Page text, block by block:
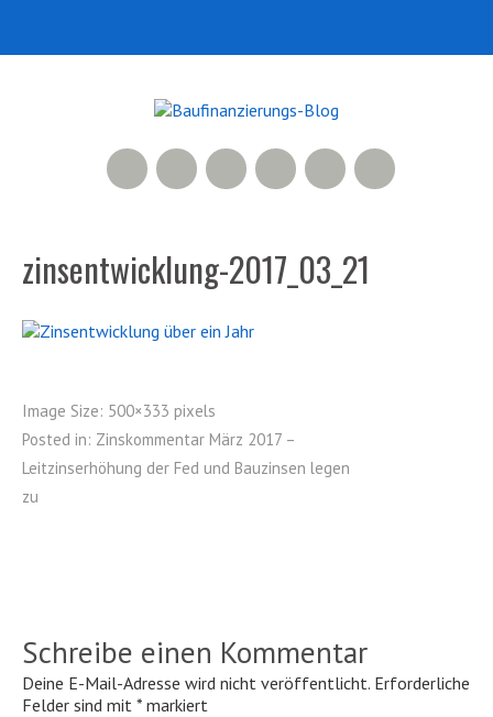
Facebook
500px
LinkedIn
Xing
RSS Feed
zinsentwicklung-2017_03_21
Image Size: 500×333 pixels
Posted in: Zinskommentar März 2017 –
Leitzinserhöhung der Fed und Bauzinsen legen
zu
Schreibe einen Kommentar
Deine E-Mail-Adresse wird nicht veröffentlicht. Erforderliche
Felder sind mit * markiert